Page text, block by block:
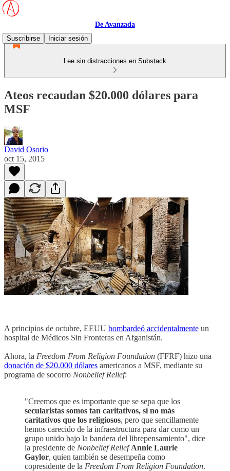
De Avanzada
Suscribirse
Iniciar sesión
Lee sin distracciones en Substack
Ateos recaudan $20.000 dólares para
MSF
David Osorio
oct 15, 2015
A principios de octubre, EEUU bombardeó accidentalmente un
hospital de Médicos Sin Fronteras en Afganistán.
Ahora, la Freedom From Religion Foundation (FFRF) hizo una
donación de $20.000 dólares americanos a MSF, mediante su
programa de socorro Nonbelief Relief:
"Creemos que es importante que se sepa que los
secularistas somos tan caritativos, si no más
caritativos que los religiosos, pero que sencillamente
hemos carecido de la infraestructura para dar como un
grupo unido bajo la bandera del librepensamiento", dice
la presidente de Nonbelief Relief Annie Laurie
Gaylor, quien también se desempeña como
copresidente de la Freedom From Religion Foundation.